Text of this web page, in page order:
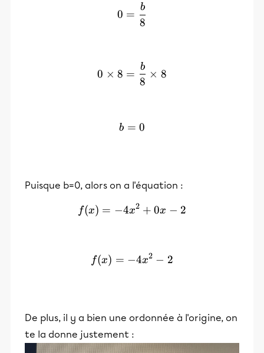
0=\frac{b}{8}
0 =
8
b
0 \times 8=\frac{b}{8}
0 × 8 =
8
b
× 8
b=0
b = 0
Puisque b=0, alors on a l'équation :
f(x)=-4x^2+0x-2
f(x) = −4x2 + 0x − 2
f(x)=-4x^2-2
f(x) = −4x2 − 2
De plus, il y a bien une ordonnée à l'origine, on
te la donne justement :